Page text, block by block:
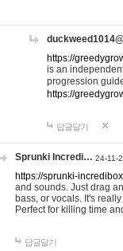
https://
is an
progression
https://
답글달기
Sprunki Incredi… 24-11-
https://sprunki-
and sounds. Just drag
bass, or vocals. It's
Perfect for killing time
답글달기